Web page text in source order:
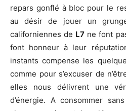
repars gonflé à bloc pour le
au désir de jouer un
californiennes de L7 ne font
font honneur à leur
instants compense les
comme pour s’excuser de
elles nous délivrent une
d’énergie. A consommer